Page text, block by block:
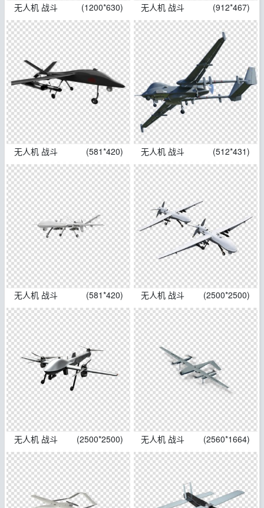
无人机 战斗 (1200*630) 无人机 战斗 (912*467)
无人机 战斗 (581*420) 无人机 战斗 (512*431)
无人机 战斗 (581*420) 无人机 战斗 (2500*2500)
无人机 战斗 (2500*2500) 无人机 战斗 (2560*1664)